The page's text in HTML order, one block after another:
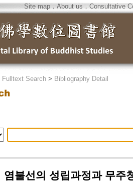
Site map．About us ． Consultative
Fulltext Search> Bibliography Detail
염불선의 성립과정과 무